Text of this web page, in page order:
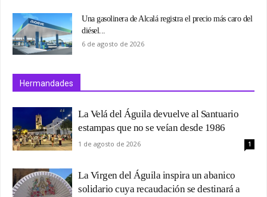
Una gasolinera de Alcalá registra el precio más caro del
diésel...
6 de agosto de 2026
Hermandades
La Velá del Águila devuelve al Santuario
estampas que no se veían desde 1986
1 de agosto de 2026 1
La Virgen del Águila inspira un abanico
solidario cuya recaudación se destinará a